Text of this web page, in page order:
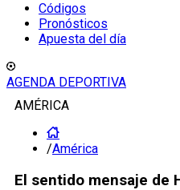
Códigos
Pronósticos
Apuesta del día
AGENDA DEPORTIVA
AMÉRICA
/América
El sentido mensaje de